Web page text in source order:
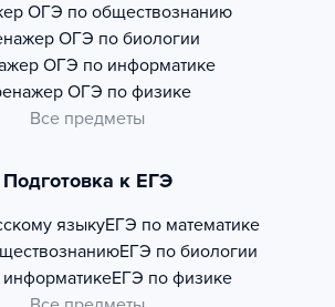
ОГЭ по обществознанию
ОГЭ по биологии
ОГЭ по информатике
ОГЭ по физике
Все предметы
Подготовка к ЕГЭ
языкуЕГЭ по математике
ЕГЭ по биологии
ЕГЭ по физике